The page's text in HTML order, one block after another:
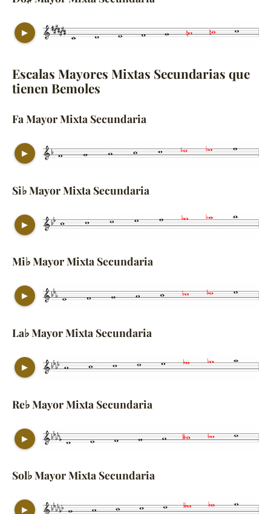
▶
Escalas Mayores Mixtas Secundarias que
tienen Bemoles
Fa Mayor Mixta Secundaria
▶
Si♭ Mayor Mixta Secundaria
▶
Mi♭ Mayor Mixta Secundaria
▶
La♭ Mayor Mixta Secundaria
▶
Re♭ Mayor Mixta Secundaria
▶
Sol♭ Mayor Mixta Secundaria
▶